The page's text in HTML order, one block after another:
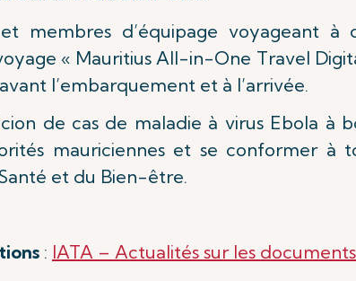
et membres d’équipage voyageant
« Mauritius All-in-One Travel
l’embarquement et à l’arrivée.
de cas de maladie à virus Ebola
mauriciennes et se conformer à
et du Bien-être.
: IATA – Actualités sur les